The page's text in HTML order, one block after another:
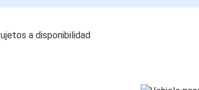
a disponibilidad